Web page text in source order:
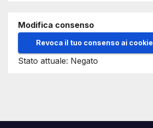
Modifica consenso
Revoca il tuo consenso ai cookie
Stato attuale: Negato